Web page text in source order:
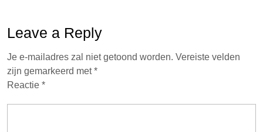
Leave a Reply
Je e-mailadres zal niet getoond worden. Vereiste velden
zijn gemarkeerd met*
Reactie *